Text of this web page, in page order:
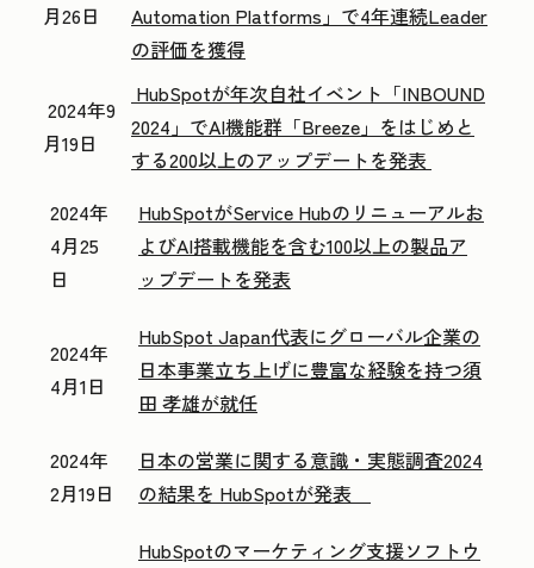
月26日
Automation Platforms」で4年連続Leader
の評価を獲得
2024年9
月19日
HubSpotが年次自社イベント「INBOUND
2024」でAI機能群「Breeze」をはじめと
する200以上のアップデートを発表
2024年
4月25
日
HubSpotがService Hubのリニューアルお
よびAI搭載機能を含む100以上の製品ア
ップデートを発表
2024年
4月1日
HubSpot Japan代表にグローバル企業の
日本事業立ち上げに豊富な経験を持つ須
田 孝雄が就任
2024年
2月19日
日本の営業に関する意識・実態調査2024
の結果を HubSpotが発表
HubSpotのマーケティング支援ソフトウ